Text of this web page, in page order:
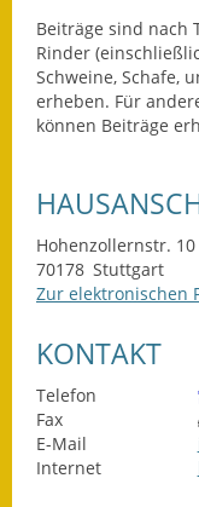
Beiträge sind nach
Rinder
Schweine, Schafe,
erheben. Für
können Beiträge
Hohenzollernstr. 10
70178 Stuttgart
Zur elektronischen
KONTAKT
Telefon
Fax
E-Mail
Internet